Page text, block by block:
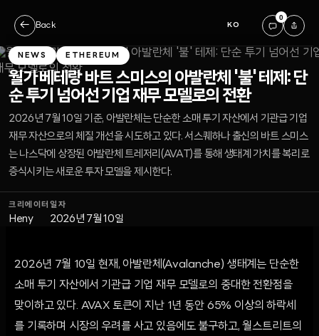
← Back KO
0
NEWS ETHEREUM
월가 베테랑 바트 스미스의 아발란체 '불' 테제: 단
순 투기 넘어선 기업 재무 모델로의 전환
2026년 7월 10일 기준, 아발란체는 단순한 소매 투기 자산에서 기관급 기업
재무 자산으로의 체질 개선을 시도하고 있다. 서스퀘하나 출신의 바트 스미스
는 나스닥에 상장된 아발란체 트레저리(AVAT)를 통해 생태계 가치를 복리로
증식시키는 새로운 투자 모델을 제시한다.
크리에이터
Heny
일자
2026년 7월 10일
2026년 7월 10일 현재, 아발란체(Avalanche) 생태계는 단순한
소매 투기 자산에서 기관급 기업 재무 모델로의 중대한 전환점을
맞이하고 있다. AVAX 토큰이 지난 1년 동안 65% 이상의 하락세
를 기록하며 시장의 우려를 사고 있음에도 불구하고, 월스트리트의